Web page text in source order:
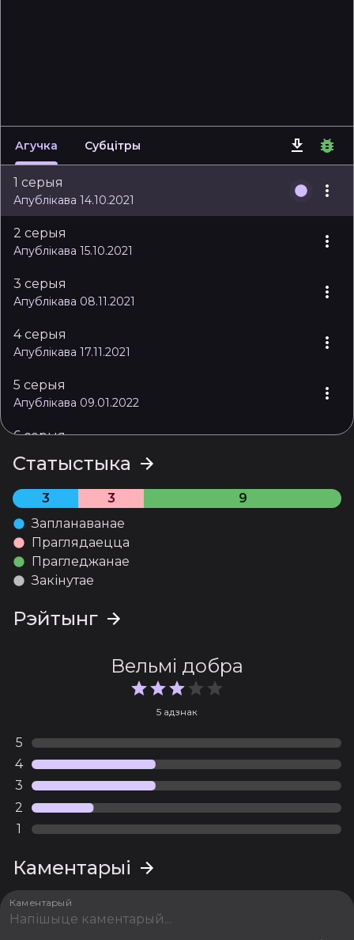
Агучка Субцітры
1 серыя
Апублікава 14.10.2021
2 серыя
Апублікава 15.10.2021
3 серыя
Апублікава 08.11.2021
4 серыя
Апублікава 17.11.2021
5 серыя
Апублікава 09.01.2022
6 серыя
Апублікава 11.01.2022
Статыстыка
3 3
9
Запланаванае
Праглядаецца
Прагледжанае
Закінутае
Рэйтынг
Вельмі добра
5 адзнак
5
4
3
2
1
Каментарыі
Каментарый